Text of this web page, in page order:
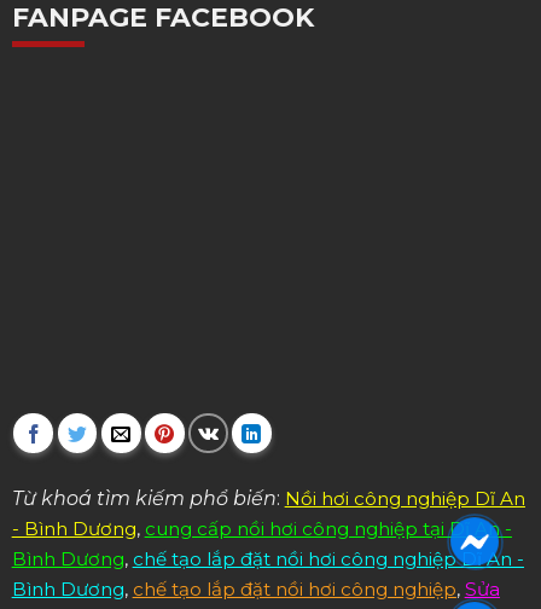
FANPAGE FACEBOOK
Từ khoá tìm kiếm phổ biến: Nồi hơi công nghiệp Dĩ An
- Bình Dương, cung cấp nồi hơi công nghiệp tại Dĩ An -
Bình Dương, chế tạo lắp đặt nồi hơi công nghiệp Dĩ An -
Bình Dương, chế tạo lắp đặt nồi hơi công nghiệp, Sửa